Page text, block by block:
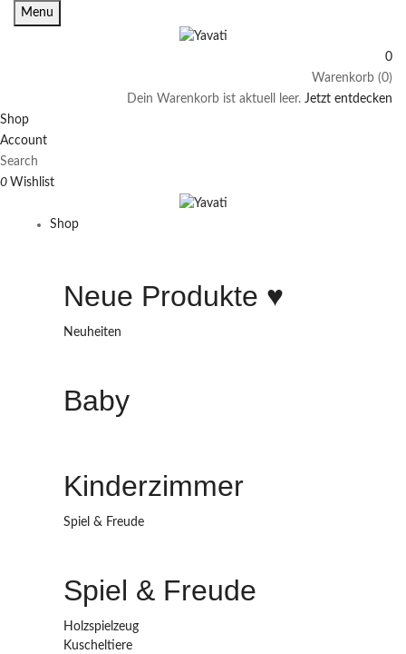
Menu
0
Warenkorb (0)
Dein Warenkorb ist aktuell leer. Jetzt entdecken
Shop
Account
Search
0 Wishlist
Shop
Neue Produkte ♥️
Neuheiten
Baby
Kinderzimmer
Spiel & Freude
Spiel & Freude
Holzspielzeug
Kuscheltiere